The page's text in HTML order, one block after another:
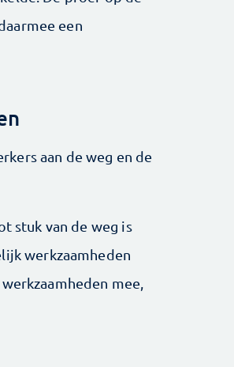
een
aan de weg en de
stuk van de weg is
werkzaamheden
mee,